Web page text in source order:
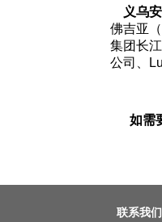
义乌
佛吉亚
集团长
公司、
如需要
联系我